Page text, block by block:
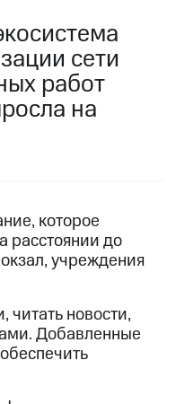
сети
работ
на
которое
расстоянии до
учреждения
новости,
Добавленные